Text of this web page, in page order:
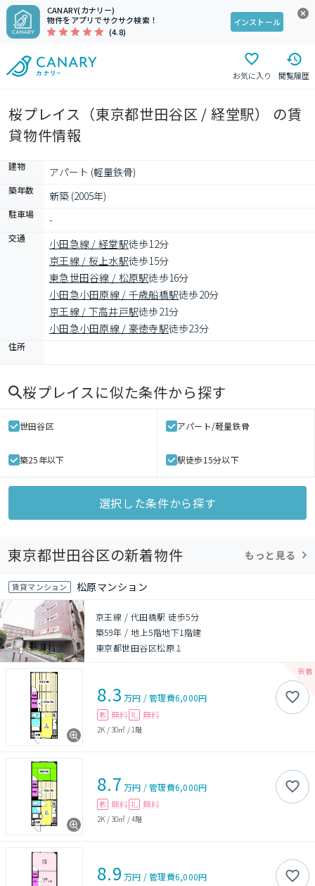
CANARY(カナリー)
物件をアプリでサクサク検索！
(4.8)
インストール
お気に入り 閲覧履歴
桜プレイス（東京都世田谷区 / 経堂駅） の賃
貸物件情報
建物 アパート (軽量鉄骨)
築年数 新築 (2005年)
駐車場 -
交通 小田急線 / 経堂駅徒歩12分
京王線 / 桜上水駅徒歩15分
東急世田谷線 / 松原駅徒歩16分
小田急小田原線 / 千歳船橋駅徒歩20分
京王線 / 下高井戸駅徒歩21分
小田急小田原線 / 豪徳寺駅徒歩23分
住所
桜プレイスに似た条件から探す
世田谷区 アパート/軽量鉄骨
築25年以下 駅徒歩15分以下
選択した条件から探す
東京都世田谷区の新着物件 もっと見る
賃貸マンション 松原マンション
京王線 / 代田橋駅 徒歩5分
築59年 /地上5階地下1階建
東京都世田谷区松原１
8.3 万円 /管理費6,000円
敷 無料 礼 無料
2K /30㎡ / 1階
8.7 万円 /管理費6,000円
敷 無料 礼 無料
2K /30㎡ /4階
8.9 万円 /管理費6,000円